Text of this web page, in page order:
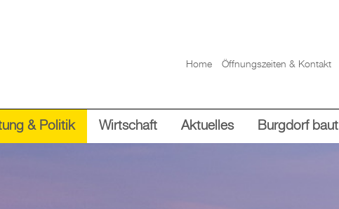
Home Öffnungszeiten & Kontakt
& Politik Wirtschaft Aktuelles Burgdorf baut